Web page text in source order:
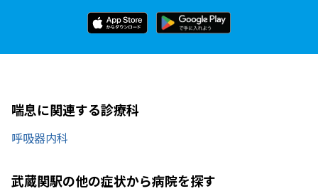
喘息に関連する診療科
呼吸器内科
武蔵関駅の他の症状から病院を探す